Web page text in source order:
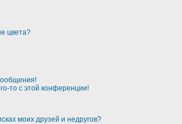
цвета?
то с этой конференции!
моих друзей и недругов?